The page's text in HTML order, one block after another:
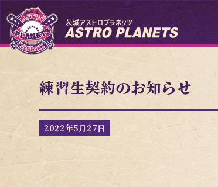
練習生契約のお知らせ
2022年5月27日